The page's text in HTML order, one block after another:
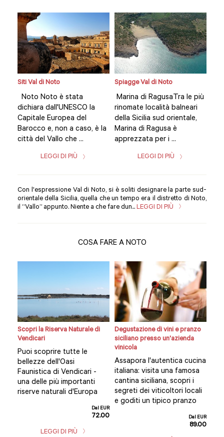
Siti Val di Noto
Noto Noto è stata
dichiara dall'UNESCO la
Capitale Europea del
Barocco e, non a caso, è la
città del Vallo che ...
LEGGI DI PIÙ
Spiagge Val di Noto
Marina di RagusaTra le più
rinomate località balneari
della Sicilia sud orientale,
Marina di Ragusa è
apprezzata per i ...
LEGGI DI PIÙ
Con l'espressione Val di Noto, si è soliti designare la parte sud-
orientale della Sicilia, quella che un tempo era il distretto di Noto,
il “Vallo” appunto. Niente a che fare dun... LEGGI DI PIÙ
COSA FARE A NOTO
Scopri la Riserva Naturale di
Vendicari
Puoi scoprire tutte le
bellezze dell'Oasi
Faunistica di Vendicari -
una delle più importanti
riserve naturali d'Europa
Dal EUR
72.00
LEGGI DI PIÙ
Degustazione di vini e pranzo
siciliano presso un'azienda
vinicola
Assapora l'autentica cucina
italiana: visita una famosa
cantina siciliana, scopri i
segreti dei viticoltori locali
e goditi un tipico pranzo
Dal EUR
89.00